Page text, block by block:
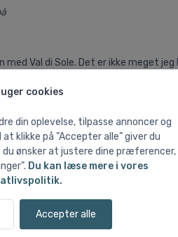
cookies
din oplevelse, tilpasse annoncer og
klikke på ”Accepter alle” giver du
du ønsker at justere dine præferencer,
Du kan læse mere i vores
Accepter alle
Val di Sole. Det er ikke meget
første gang. Det der med at stå på
skiløbet på Presena-gletcheren
på en gletcher. Og nu hvor jeg står
gang. Nervøsiteten er der ikke
minder fra dengang, der vrimler